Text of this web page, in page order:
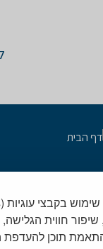
חווית הגלישה,
תוכן